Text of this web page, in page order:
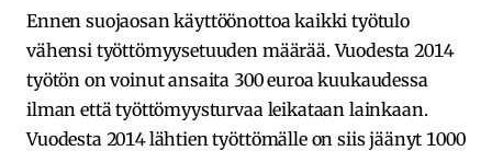
Ennen suojaosan käyttöönottoa kaikki työtulo
vähensi työttömyysetuuden määrää. Vuodesta 2014
työtön on voinut ansaita 300 euroa kuukaudessa
ilman että työttömyysturvaa leikataan lainkaan.
Vuodesta 2014 lähtien työttömälle on siis jäänyt 1000